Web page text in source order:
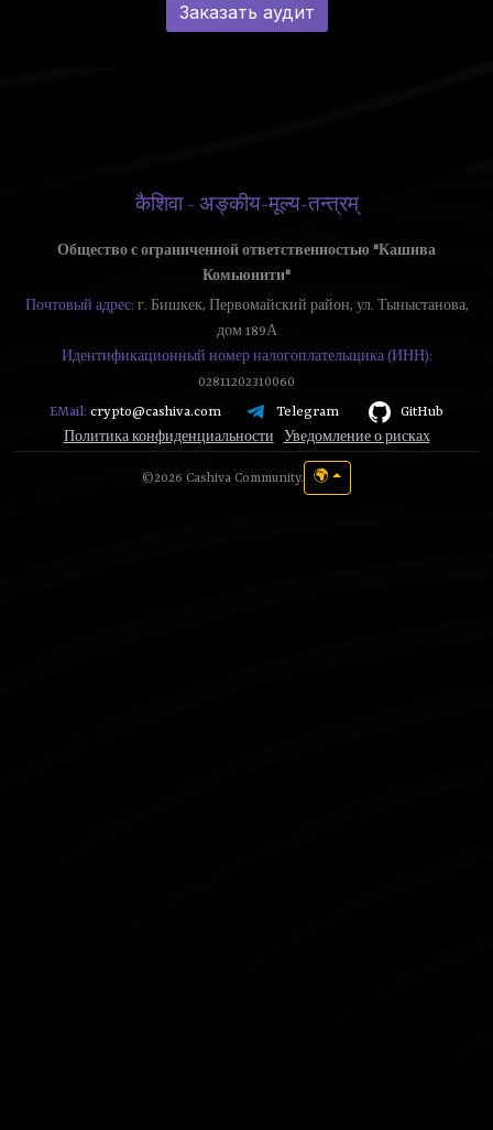
Заказать аудит
कैशिवा - अङ्कीय-मूल्य-तन्त्रम्
Общество с ограниченной ответственностью "Кашива
Комьюнити"
Почтовый адрес: г. Бишкек, Первомайский район, ул. Тыныстанова,
дом 189А
Идентификационный номер налогоплательщика (ИНН):
02811202310060
EMail: crypto@cashiva.com Telegram
GitHub
Политика конфиденциальности
Уведомление о рисках
©2026 Cashiva Community. 🌍